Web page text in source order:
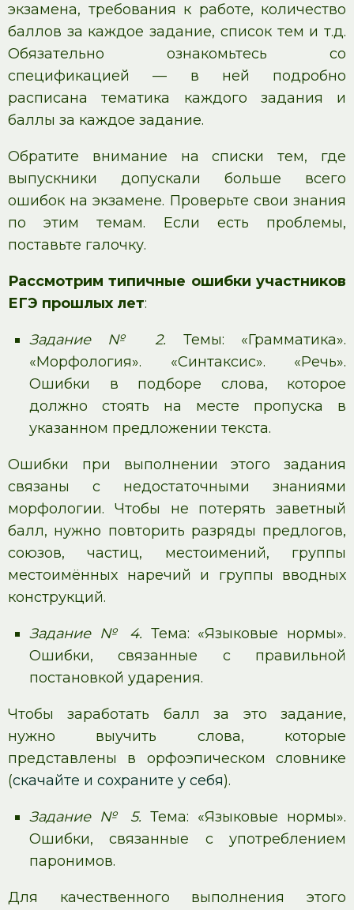
экзамена, требования к работе, количество
баллов за каждое задание, список тем и т.д.
Обязательно ознакомьтесь со
спецификацией — в ней подробно
расписана тематика каждого задания и
баллы за каждое задание.
Обратите внимание на списки тем, где
выпускники допускали больше всего
ошибок на экзамене. Проверьте свои знания
по этим темам. Если есть проблемы,
поставьте галочку.
Рассмотрим типичные ошибки участников
ЕГЭ прошлых лет:
Задание № 2. Темы: «Грамматика».
«Морфология». «Синтаксис». «Речь».
Ошибки в подборе слова, которое
должно стоять на месте пропуска в
указанном предложении текста.
Ошибки при выполнении этого задания
связаны с недостаточными знаниями
морфологии. Чтобы не потерять заветный
балл, нужно повторить разряды предлогов,
союзов, частиц, местоимений, группы
местоимённых наречий и группы вводных
конструкций.
Задание № 4. Тема: «Языковые нормы».
Ошибки, связанные с правильной
постановкой ударения.
Чтобы заработать балл за это задание,
нужно выучить слова, которые
представлены в орфоэпическом словнике
(скачайте и сохраните у себя).
Задание № 5. Тема: «Языковые нормы».
Ошибки, связанные с употреблением
паронимов.
Для качественного выполнения этого